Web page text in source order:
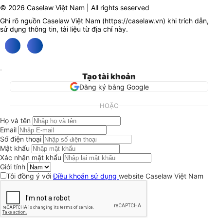
© 2026 Caselaw Việt Nam | All rights seserved
Ghi rõ nguồn Caselaw Việt Nam (https://caselaw.vn) khi trích dẫn,
sử dụng thông tin, tài liệu từ địa chỉ này.
Tạo tài khoản
Đăng ký bằng Google
HOẶC
Họ và tên
Email
Số điện thoại
Mật khẩu
Xác nhận mật khẩu
Giới tính
Tôi đồng ý vớiĐiều khoản sử dụng website Caselaw Việt Nam